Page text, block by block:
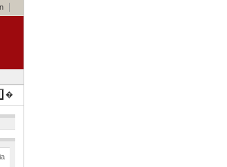
�